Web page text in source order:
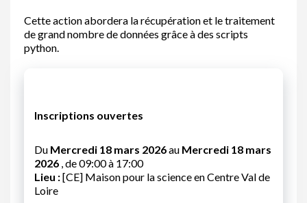
Cette action abordera la récupération et le traitement
de grand nombre de données grâce à des scripts
python.
Inscriptions ouvertes
Du Mercredi 18 mars 2026au Mercredi 18 mars
2026 , de 09:00 à 17:00
Lieu :[CE] Maison pour la science en Centre Val de
Loire